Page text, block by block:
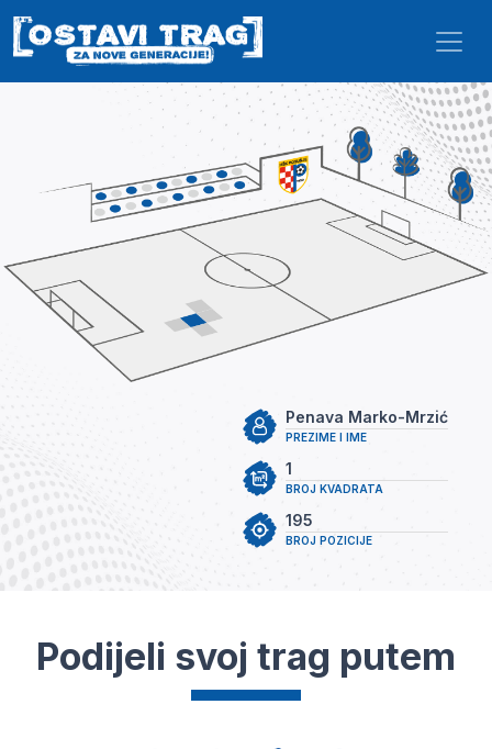
Skip to main content
PREZIME I IME
Penava Marko-Mrzić
BROJ KVADRATA
1
BROJ POZICIJE
195
Podijeli svoj trag putem